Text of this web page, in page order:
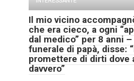
Il mio vicino
che era cieco, a ogni
dal medico” per 8 anni
funerale di papà, disse:
promettere di dirti dove
davvero”